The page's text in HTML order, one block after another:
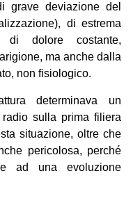
grave deviazione del
di estrema
di dolore costante,
ma anche dalla
non fisiologico.
determinava un
sulla prima filiera
situazione, oltre che
pericolosa, perché
ad una evoluzione